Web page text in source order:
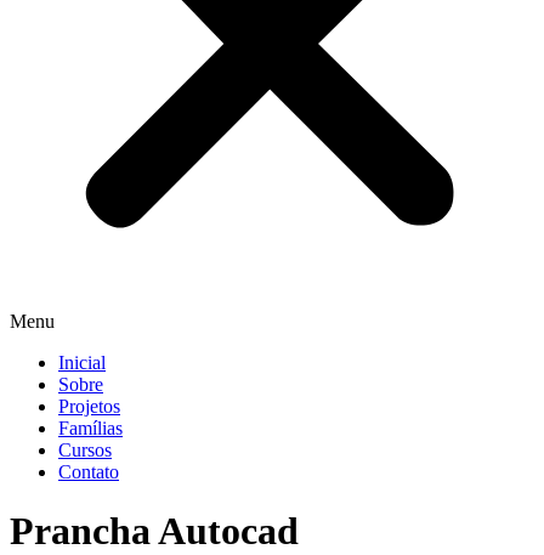
Menu
Inicial
Sobre
Projetos
Famílias
Cursos
Contato
Prancha Autocad